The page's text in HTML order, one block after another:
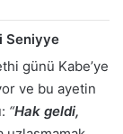
Seniyye
günü Kabe’ye
ve bu ayetin
“Hak geldi,